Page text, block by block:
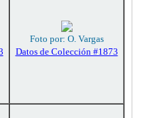
Foto por: O. Vargas
Datos de Colección #1873